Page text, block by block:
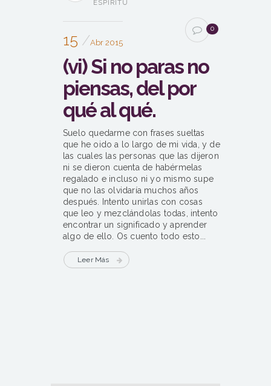
ESPÍRITU
15 Abr 2015
0
(vi) Si no paras no
piensas, del por
qué al qué.
Suelo quedarme con frases sueltas
que he oido a lo largo de mi vida, y de
las cuales las personas que las dijeron
ni se dieron cuenta de habérmelas
regalado e incluso ni yo mismo supe
que no las olvidaría muchos años
después. Intento unirlas con cosas
que leo y mezclándolas todas, intento
encontrar un significado y aprender
algo de ello. Os cuento todo esto...
Leer Más